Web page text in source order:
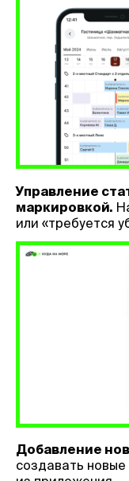
Управление
маркировкой.
или «требуется
Добавление
создавать